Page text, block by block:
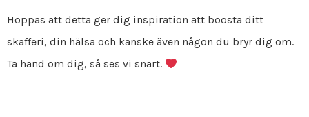
Hoppas att detta ger dig inspiration att boosta ditt
skafferi, din hälsa och kanske även någon du bryr dig om.
Ta hand om dig, så ses vi snart.